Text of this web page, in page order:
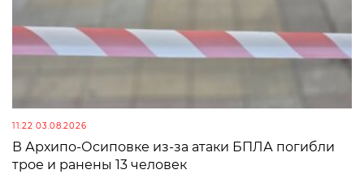
11:22 03.08.2026
В Архипо-Осиповке из-за атаки БПЛА погибли
трое и ранены 13 человек